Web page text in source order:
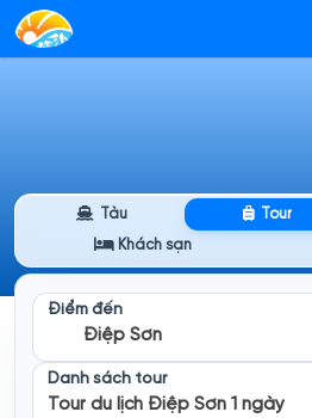
Tàu Tour
Khách sạn
Điểm đến
Điệp Sơn
Danh sách tour
Tour du lịch Điệp Sơn 1 ngày